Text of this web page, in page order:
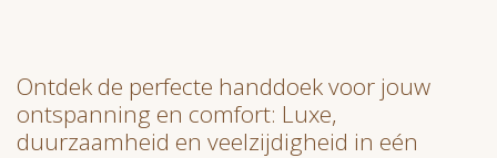
Ontdek de perfecte handdoek voor jouw
ontspanning en comfort: Luxe,
duurzaamheid en veelzijdigheid in eén